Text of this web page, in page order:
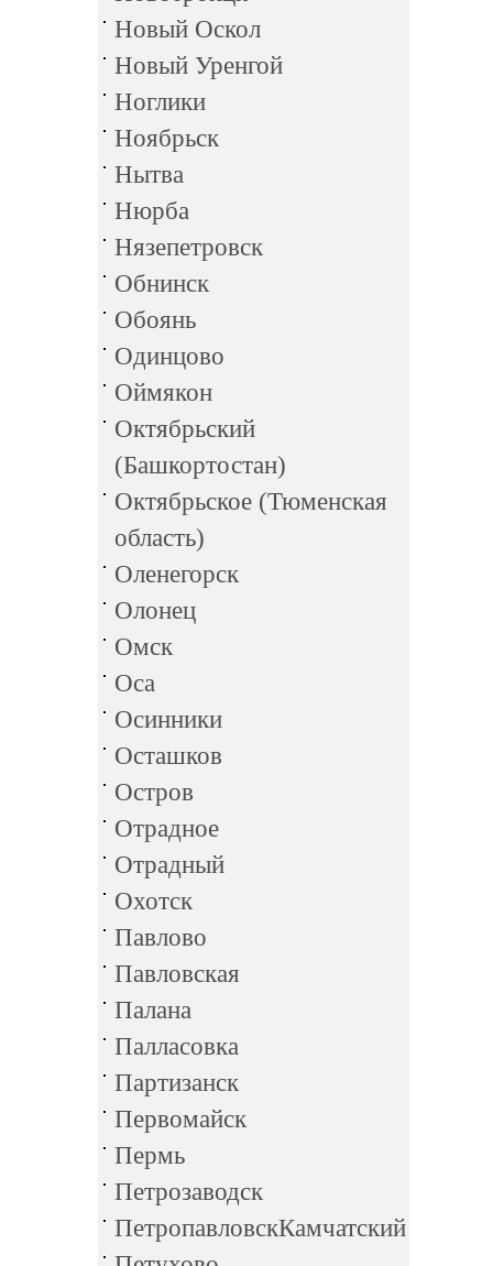
Новый Оскол
Новый Уренгой
Ноглики
Ноябрьск
Нытва
Нюрба
Нязепетровск
Обнинск
Обоянь
Одинцово
Оймякон
Октябрьский
(Башкортостан)
Октябрьское (Тюменская
область)
Оленегорск
Олонец
Омск
Оса
Осинники
Осташков
Остров
Отрадное
Отрадный
Охотск
Павлово
Павловская
Палана
Палласовка
Партизанск
Первомайск
Пермь
Петрозаводск
ПетропавловскКамчатский